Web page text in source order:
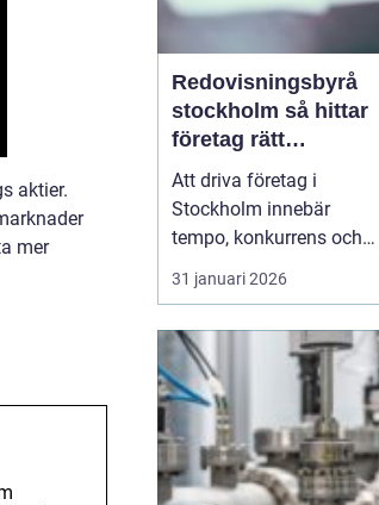
aktier.
mer
Redovisningsbyrå
stockholm så hittar
företag rätt
långsiktig partner
Att driva företag i
Stockholm innebär
tempo, konkurrens och
många beslut. Särskilt
ekonomin kräver mer tid
Därför väljer allt fler
entreprenörer att ta hjälp
aven redovisningsbyrå
Stockholm i<...
31 januari 2026